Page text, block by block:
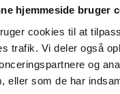
hjemmeside bruger
cookies til at
trafik. Vi deler også
og
eller som de har
Rafiq
maj/